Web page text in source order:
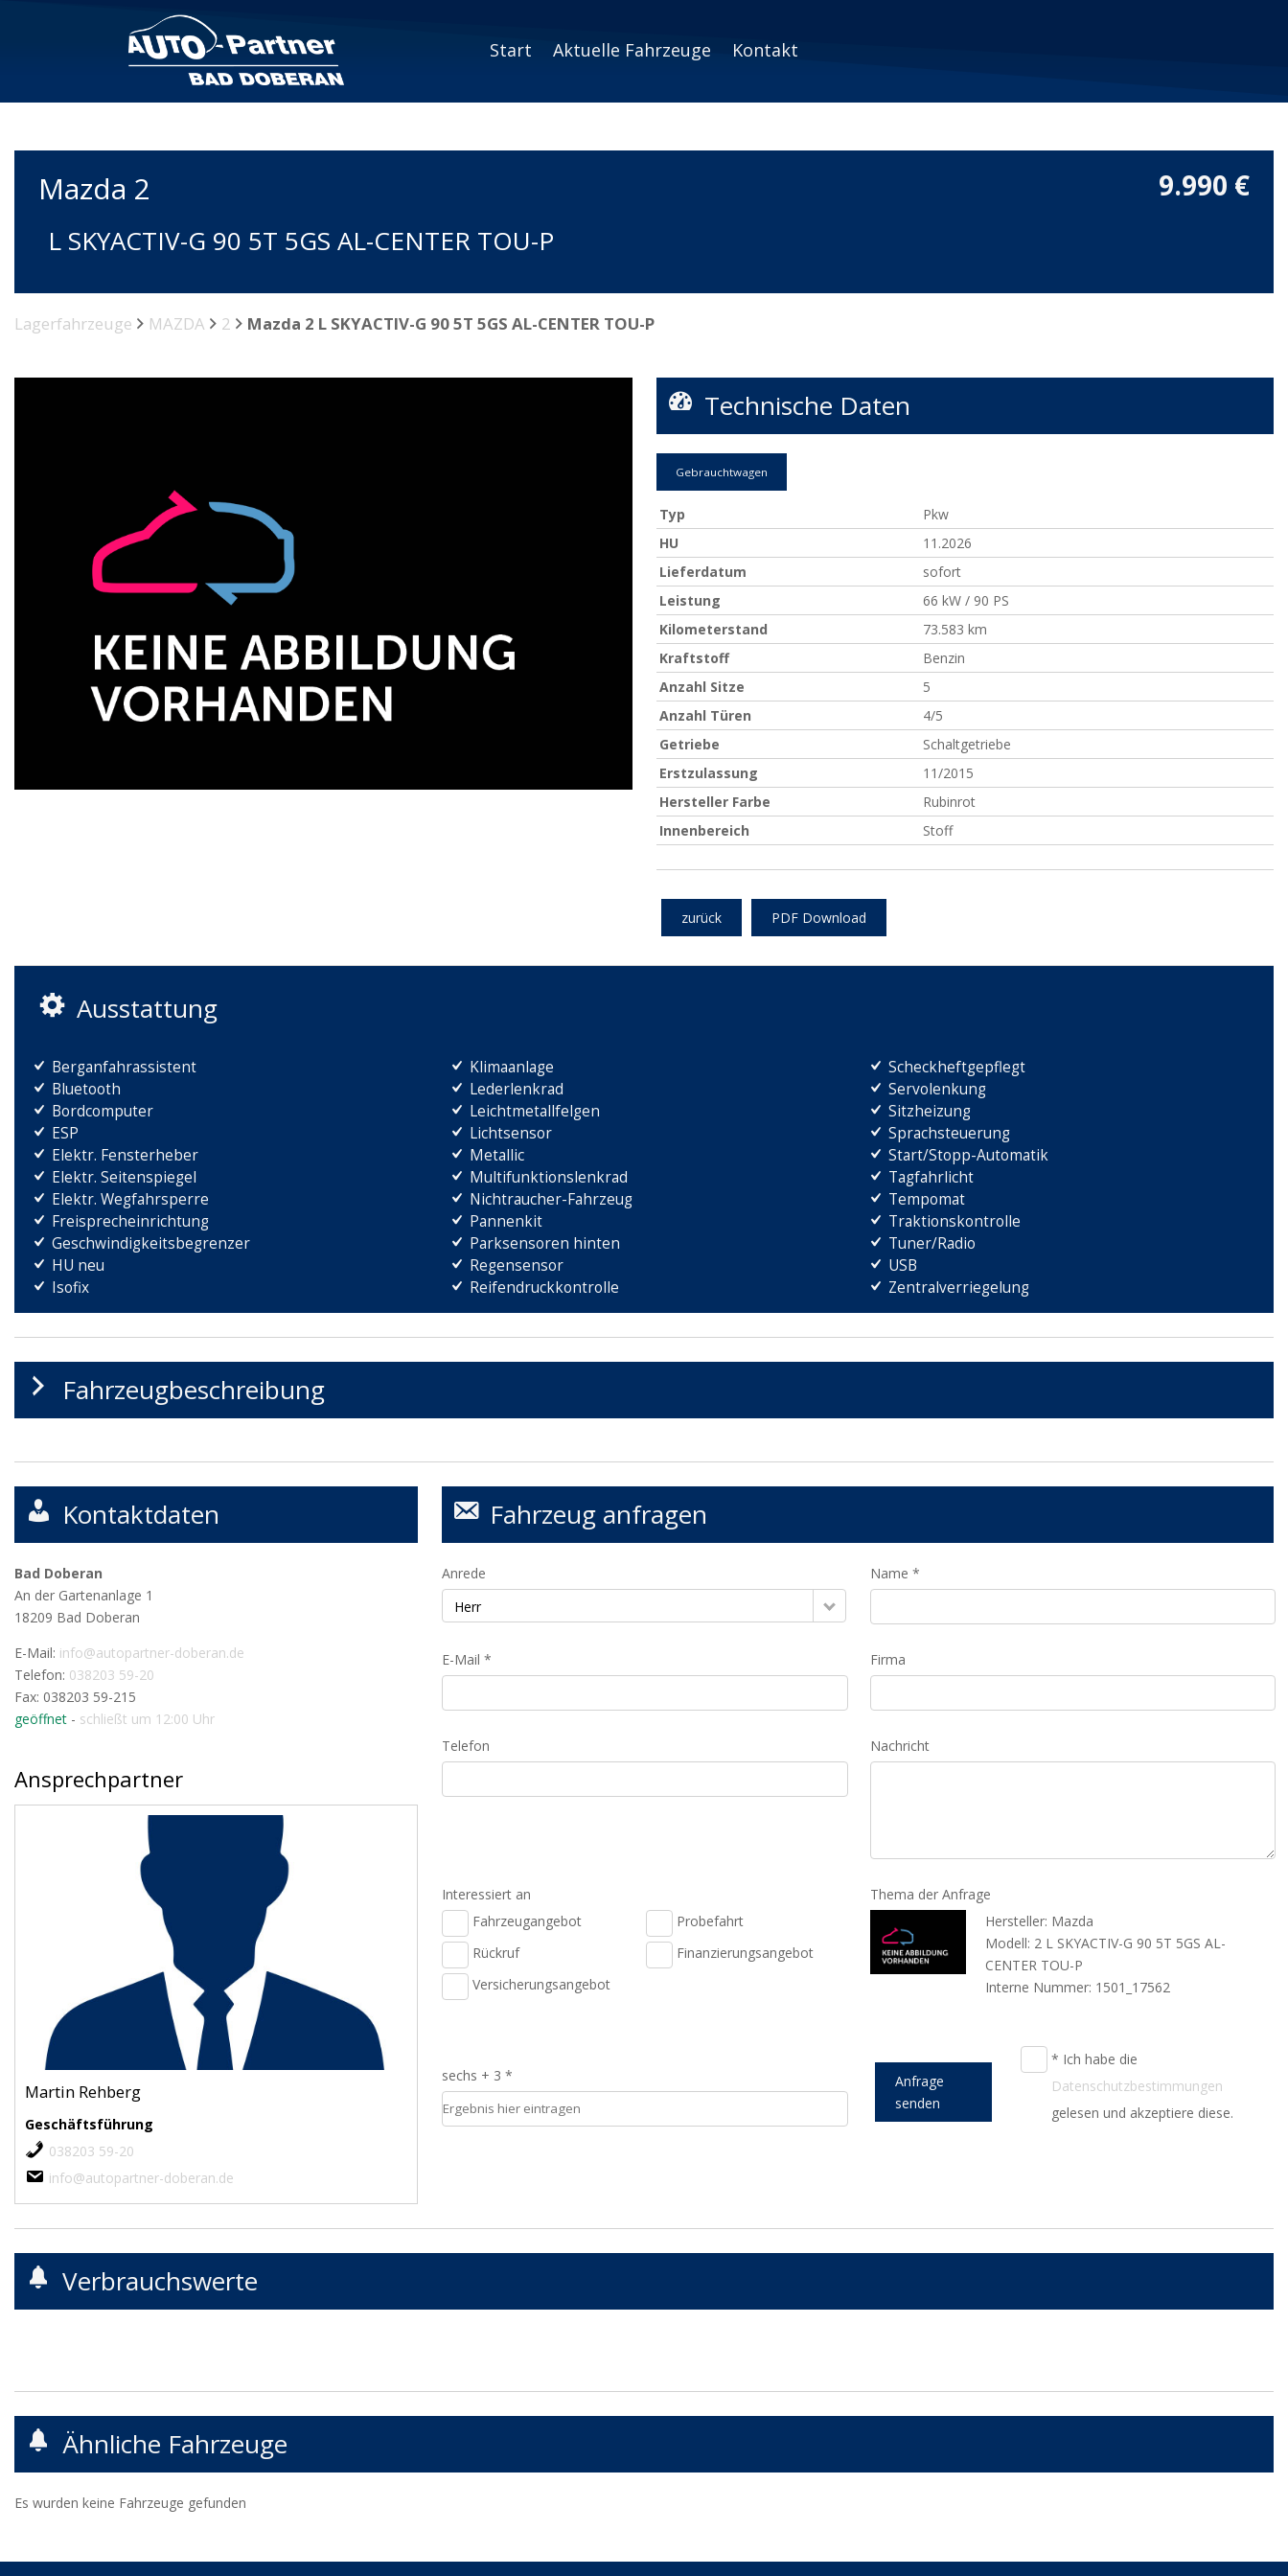
Start Aktuelle Fahrzeuge Kontakt
Mazda 2
L SKYACTIV-G 90 5T 5GS AL-CENTER TOU-P
9.990 €
Lagerfahrzeuge MAZDA 2 Mazda 2 L SKYACTIV-G 90 5T 5GS AL-CENTER TOU-P
Technische Daten
Gebrauchtwagen
Typ
Pkw
HU
11.2026
Lieferdatum
sofort
Leistung
66 kW / 90 PS
Kilometerstand
73.583 km
Kraftstoff
Benzin
Anzahl Sitze
5
Anzahl Türen
4/5
Getriebe
Schaltgetriebe
Erstzulassung
11/2015
Hersteller Farbe
Rubinrot
Innenbereich
Stoff
zurück PDF Download
Ausstattung
Berganfahrassistent
Bluetooth
Bordcomputer
ESP
Elektr. Fensterheber
Elektr. Seitenspiegel
Elektr. Wegfahrsperre
Freisprecheinrichtung
Geschwindigkeitsbegrenzer
HU neu
Isofix
Klimaanlage
Lederlenkrad
Leichtmetallfelgen
Lichtsensor
Metallic
Multifunktionslenkrad
Nichtraucher-Fahrzeug
Pannenkit
Parksensoren hinten
Regensensor
Reifendruckkontrolle
Scheckheftgepflegt
Servolenkung
Sitzheizung
Sprachsteuerung
Start/Stopp-Automatik
Tagfahrlicht
Tempomat
Traktionskontrolle
Tuner/Radio
USB
Zentralverriegelung
Fahrzeugbeschreibung
Kontaktdaten
Bad Doberan
An der Gartenanlage 1
18209 Bad Doberan
E-Mail: info@autopartner-doberan.de
Telefon: 038203 59-20
Fax: 038203 59-215
geöffnet - schließt um 12:00 Uhr
Ansprechpartner
Martin Rehberg
Geschäftsführung
038203 59-20
info@autopartner-doberan.de
Fahrzeug anfragen
Anrede
Herr
Name *
E-Mail * Firma
Telefon Nachricht
Interessiert an
Fahrzeugangebot
Probefahrt
Rückruf
Finanzierungsangebot
Versicherungsangebot
Thema der Anfrage
Hersteller: Mazda
Modell: 2 L SKYACTIV-G 90 5T 5GS AL-
CENTER TOU-P
Interne Nummer: 1501_17562
sechs + 3 *
Anfrage
senden
* Ich habe die
Datenschutzbestimmungen
gelesen und akzeptiere diese.
Verbrauchswerte
Ähnliche Fahrzeuge
Es wurden keine Fahrzeuge gefunden